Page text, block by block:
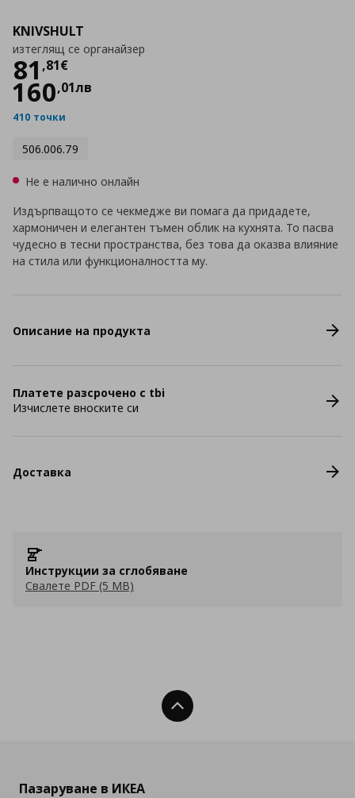
KNIVSHULT
изтеглящ се органайзер
81 ,81€
Цена
160,01лв
410 точки
506.006.79
Не е налично онлайн
Издърпващото се чекмедже ви помага да придадете,
хармоничен и елегантен тъмен облик на кухнята. То пасва
чудесно в тесни пространства, без това да оказва влияние
на стила или функционалността му.
Описание на продукта
Платете разсрочено с tbi
Изчислете вноските си
Доставка
Инструкции за сглобяване
Свалете PDF (5 MB)
Нагоре
Пазаруване в ИКЕА